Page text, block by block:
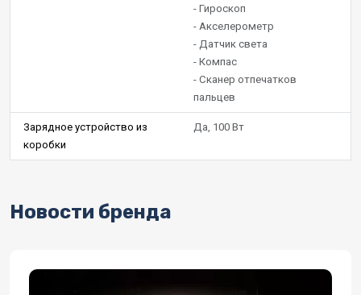
- Гироскоп
- Акселерометр
- Датчик света
- Компас
- Сканер отпечатков
пальцев
Зарядное устройство из
коробки
Да, 100 Вт
Новости бренда